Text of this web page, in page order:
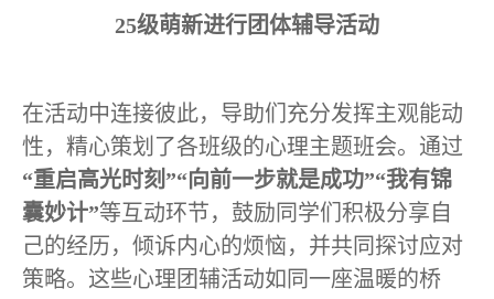
25级萌新进行团体辅导活动
在活动中连接彼此，导助们充分发挥主观能动
性，精心策划了各班级的心理主题班会。通过
“重启高光时刻”“向前一步就是成功”“我有锦
囊妙计”等互动环节，鼓励同学们积极分享自
己的经历，倾诉内心的烦恼，并共同探讨应对
策略。这些心理团辅活动如同一座温暖的桥